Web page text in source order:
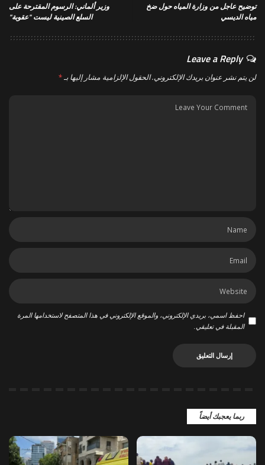
توضيح عاجل من وزارة المياه حول ضخ
مياه الديسي
وزير ألماني: الرسوم المقترحة على
السلع الصينية ليست "عقوبة"
Leave a Reply
لن يتم نشر عنوان بريدك الإلكتروني.الحقول الإلزامية مشار إليها بـ*
احفظ اسمي، بريدي الإلكتروني، والموقع الإلكتروني في هذا المتصفح لاستخدامها المرة
المقبلة في تعليقي.
ربما يعجبك أيضاً